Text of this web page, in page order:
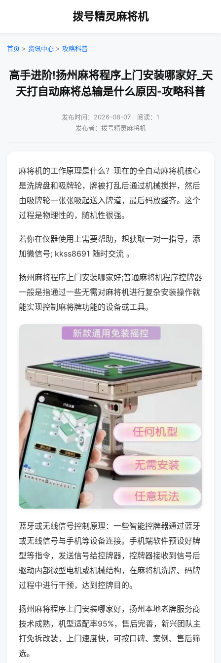
拨号精灵麻将机
首页 > 资讯中心 > 攻略科普
高手进阶!扬州麻将程序上门安装哪家好_天
天打自动麻将总输是什么原因-攻略科普
发布时间：2026-08-07｜阅读：1
发布者：拨号精灵麻将机
麻将机的工作原理是什么？现在的全自动麻将机核心
是洗牌盘和吸牌轮，牌被打乱后通过机械搅拌，然后
由吸牌轮一张张吸起送入牌道，最后码放整齐。这个
过程是物理性的，随机性很强。
若你在仪器使用上需要帮助，想获取一对一指导，添
加微信号; kkss8691 随时交流 。
扬州麻将程序上门安装哪家好;普通麻将机程序控牌器
一般是指通过一些无需对麻将机进行复杂安装操作就
能实现控制麻将牌功能的设备或工具。
蓝牙或无线信号控制原理：一些智能控牌器通过蓝牙
或无线信号与手机等设备连接。手机端软件预设好牌
型等指令，发送信号给控牌器，控牌器接收到信号后
驱动内部微型电机或机械结构，在麻将机洗牌、码牌
过程中进行干预，达到控牌目的。
扬州麻将程序上门安装哪家好，扬州本地老牌服务商
技术成熟，机型适配率95%，售后完善，新兴团队主
打免拆改装，上门速度快，可按口碑、案例、售后筛
选。